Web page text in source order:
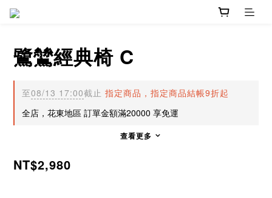
鷺鷥經典椅 C
至08/13 17:00截止 指定商品，指定商品結帳9折起
全店，花東地區 訂單金額滿20000 享免運
查看更多
NT$2,980